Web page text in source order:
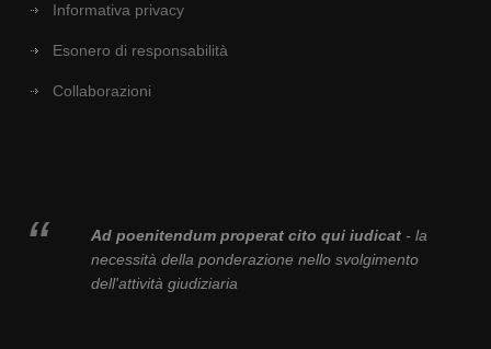
Informativa privacy
Esonero di responsabilità
Collaborazioni
Ad poenitendum properat cito qui iudicat- la
necessità della ponderazione nello svolgimento
dell'attività giudiziaria